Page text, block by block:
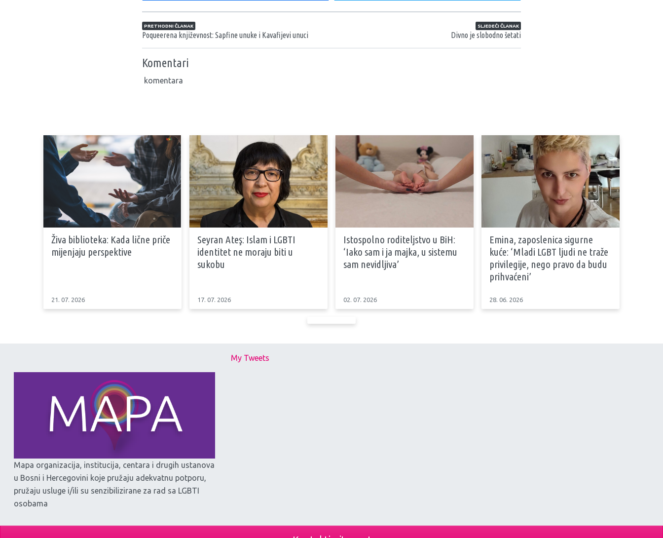
Navigacija članaka
PRETHODNI ČLANAK
Poqueerena književnost: Sapfine unuke i Kavafijevi unuci
SLJEDEĆI ČLANAK
Divno je slobodno šetati
Komentari
komentara
Živa biblioteka: Kada lične priče
mijenjaju perspektive
21. 07. 2026
Seyran Ateş: Islam i LGBTI
identitet ne moraju biti u
sukobu
17. 07. 2026
Istospolno roditeljstvo u BiH:
‘Iako sam i ja majka, u sistemu
sam nevidljiva’
02. 07. 2026
Emina, zaposlenica sigurne
kuće: ‘Mladi LGBT ljudi ne traže
privilegije, nego pravo da budu
prihvaćeni’
28. 06. 2026
Mapa organizacija, institucija, centara i drugih ustanova
u Bosni i Hercegovini koje pružaju adekvatnu potporu,
pružaju usluge i/ili su senzibilizirane za rad sa LGBTI
osobama
My Tweets